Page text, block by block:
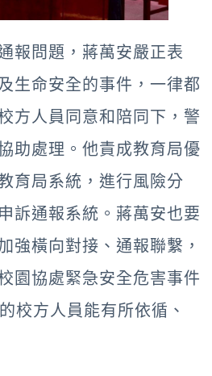
報問題，蔣萬安嚴正表
生命安全的事件，一律都
方人員同意和陪同下，警
助處理。他責成教育局優
育局系統，進行風險分
訴通報系統。蔣萬安也要
強橫向對接、通報聯繫，
園協處緊急安全危害事件
校方人員能有所依循、